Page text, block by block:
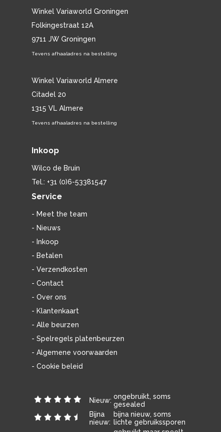
Winkel Variaworld Groningen
Folkingestraat 12A
9711 JW Groningen
Tevens afhaaladres na bestelling
Winkel Variaworld Almere
Citadel 20
1315 VL Almere
Tevens afhaaladres na bestelling
Inkoop
Wilco de Bruin
Tel.: +31 (0)6-53381547
Service
- Meet the team
- Nieuws
- Inkoop
- Betalen
- Verzendkosten
- Contact
- Over ons
- Klantenkaart
- Alle beurzen
- Spelregels platenbeurzen
- Algemene voorwaarden
- Cookie beleid
Nieuw: ongebruikt, soms
gesealed
Bijna
nieuw:
bijna nieuw, soms
lichte gebruikssporen